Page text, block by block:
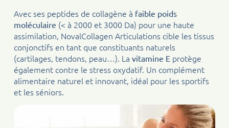
Avec ses peptides de collagène à faible poids
moléculaire (< à 2000 et 3000 Da) pour une haute
assimilation, NovalCollagen Articulations cible les tissus
conjonctifs en tant que constituants naturels
(cartilages, tendons, peau…). La vitamine E protège
également contre le stress oxydatif. Un complément
alimentaire naturel et innovant, idéal pour les sportifs
et les séniors.